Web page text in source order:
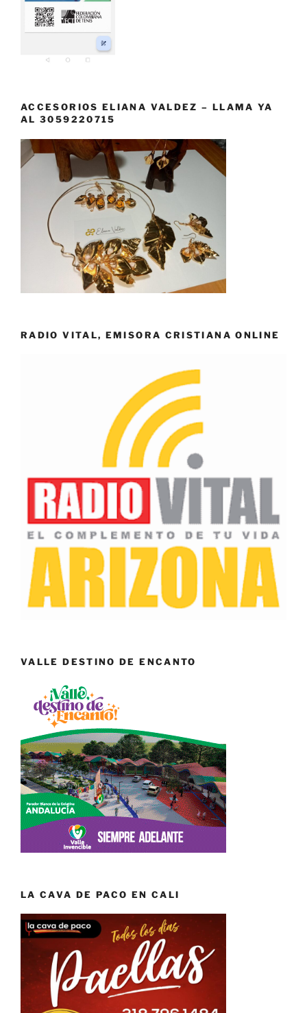
ACCESORIOS ELIANA VALDEZ – LLAMA YA
AL 3059220715
RADIO VITAL, EMISORA CRISTIANA ONLINE
VALLE DESTINO DE ENCANTO
LA CAVA DE PACO EN CALI